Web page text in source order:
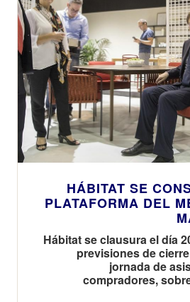
HÁBITAT SE
PLATAFORMA DEL
Hábitat se clausura el día
previsiones de
jornada de
compradores,